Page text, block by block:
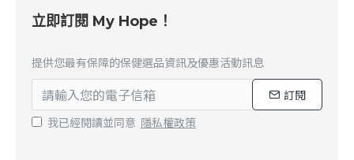
立即訂閱 My Hope！
提供您最有保障的保健選品資訊及優惠活動訊息
訂閱
我已經閱讀並同意 隱私權政策